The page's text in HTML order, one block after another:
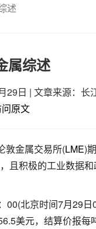
述
属综述
29日 | 文章来源：长
原文
敦金属交易所(LME)期
且积极的工业数据
00(北京时间7月29
美元，结算价报每